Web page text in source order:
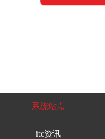
系统站点
itc资讯